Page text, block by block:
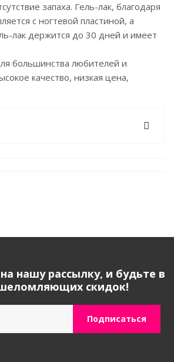
запаха. Гель-лак, благодаря
с ногтевой пластиной, а
лак держится до 30 дней и имеет
большинства любителей и
качество, низкая цена,
нашу рассылку, и будьте в
скидок!